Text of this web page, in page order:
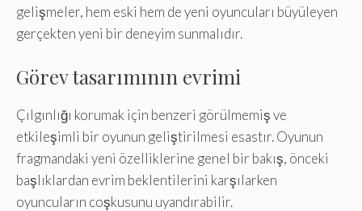
gelişmeler, hem eski hem de yeni oyuncuları büyüleyen
gerçekten yeni bir deneyim sunmalıdır.
Görev tasarımının evrimi
Çılgınlığı korumak için benzeri görülmemiş ve
etkileşimli bir oyunun geliştirilmesi esastır. Oyunun
fragmandaki yeni özelliklerine genel bir bakış, önceki
başlıklardan evrim beklentilerini karşılarken
oyuncuların coşkusunu uyandırabilir.